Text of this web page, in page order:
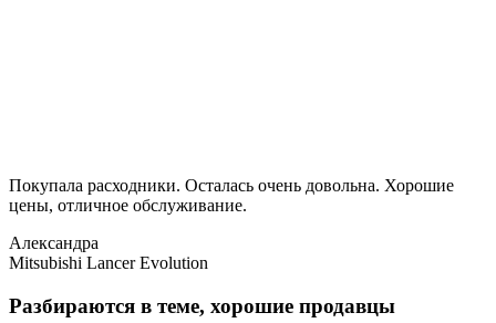
Покупала расходники. Осталась очень довольна. Хорошие
цены, отличное обслуживание.
Александра
Mitsubishi Lancer Evolution
Разбираются в теме, хорошие продавцы